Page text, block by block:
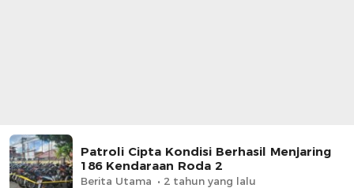
Patroli Cipta Kondisi Berhasil Menjaring
186 Kendaraan Roda 2
Berita Utama 2 tahun yang lalu